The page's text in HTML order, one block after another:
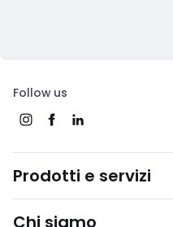
Follow us
Prodotti e servizi
Chi siamo